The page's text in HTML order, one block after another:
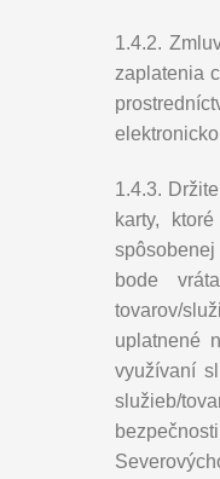
1.4.2.
zaplatenia
1.4.3.
karty,
bode
tovarov/
uplatnené
využívaní
služieb/